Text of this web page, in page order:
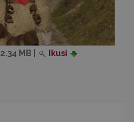
2.34 MB
Ikusi